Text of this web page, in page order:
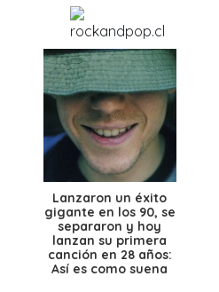
Lanzaron un éxito
gigante en los 90, se
separaron y hoy
lanzan su primera
canción en 28 años:
Así es como suena